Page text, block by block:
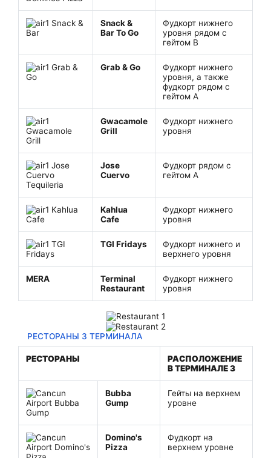
Snack &
Bar To Go
Фудкорт нижнего
уровня рядом с
гейтом B
Grab & Go
Фудкорт нижнего
уровня, а также
фудкорт рядом с
гейтом A
Gwacamole
Grill
Фудкорт нижнего
уровня
Jose
Cuervo
Фудкорт рядом с
гейтом A
Kahlua
Cafe
Фудкорт нижнего
уровня
TGI Fridays
Фудкорт нижнего и
верхнего уровня
MERA
Terminal
Restaurant
Фудкорт нижнего
уровня
РЕСТОРАНЫ 3 ТЕРМИНАЛА
РЕСТОРАНЫ
РАСПОЛОЖЕНИЕ
В ТЕРМИНАЛЕ 3
Bubba
Gump
Гейты на верхнем
уровне
Domino's
Pizza
Фудкорт на
верхнем уровне